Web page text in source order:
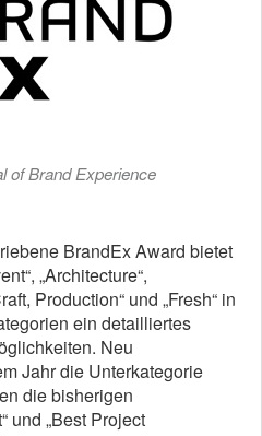
of Brand Experience
BrandEx Award bietet
„Architecture“,
Production“ und „Fresh“ in
ein detailliertes
Neu
Jahr die Unterkategorie
die bisherigen
und „Best Project